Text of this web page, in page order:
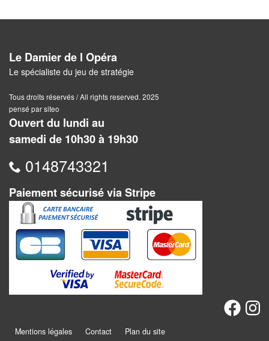
de
Dames
Coffrets
jeux
Cartes
traditionnelles
Jeu
de
Dés
Maquettes
Le Damier de l Opéra
Le spécialiste du jeu de stratégie
Tous droits réservés / All rights reserved. 2025
pensé par siteo
Ouvert du lundi au
samedi de 10h30 à 19h30
0148743321
Paiement sécurisé via Stripe
Mentions légales Contact Plan du site